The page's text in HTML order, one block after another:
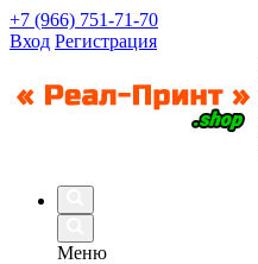
+7 (966) 751-71-70
Вход Регистрация
Меню